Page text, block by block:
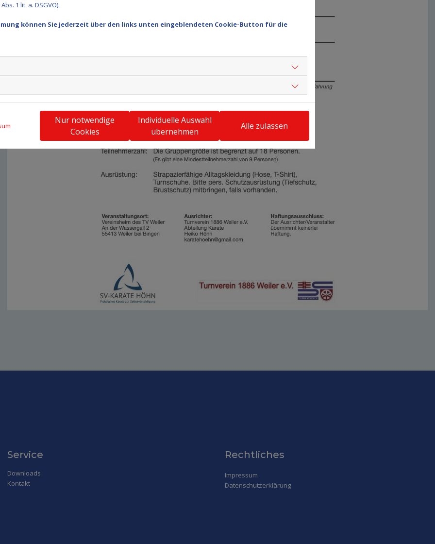
Service
Downloads
Kontakt
Rechtliches
Impressum
Datenschutzerklärung
1 lit. a. DSGVO).
können Sie jederzeit über den links unten eingeblendeten Cookie-Button für die
Nur notwendige
Cookies
Individuelle Auswahl
übernehmen
Alle zulassen